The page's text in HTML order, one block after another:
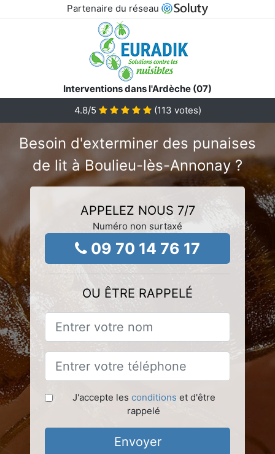
Partenaire du réseau
Interventions dans l'Ardèche (07)
4.8/5 (113 votes)
Besoin d'exterminer des punaises
de lit à Boulieu-lès-Annonay ?
APPELEZ NOUS 7/7
Numéro non surtaxé
09 70 14 76 17
OU ÊTRE RAPPELÉ
J'accepte les conditions et d'être
rappelé
Envoyer